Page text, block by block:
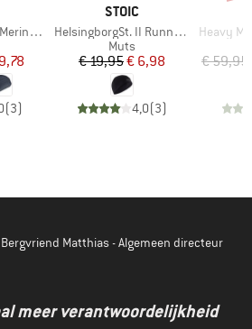
Beanie
prijs
(3)
MERK
STOIC
Artikel
HelsingborgSt. II Running Hat
Productgroep
Muts
Prijs
€ 19,95Verlaagde prijs
€ 6,98
4,0(3)
Artikel
Heavy MerinoKnit
€ 59,95
Bergvriend Matthias - Algemeen directeur
meer verantwoordelijkheid